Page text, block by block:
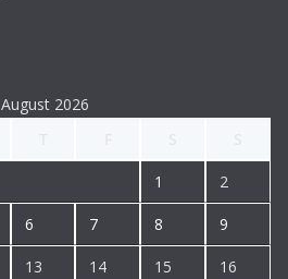
August 2026
1 2
6 7 8 9
13 14 15 16